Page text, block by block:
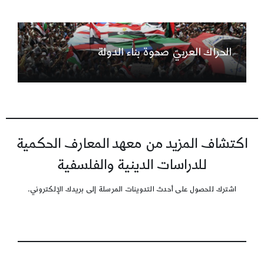
الحراك العربيّ صحوة بناء الدولة
اكتشاف المزيد من معهد المعارف الحكمية
للدراسات الدينية والفلسفية
اشترك للحصول على أحدث التدوينات المرسلة إلى بريدك الإلكتروني.